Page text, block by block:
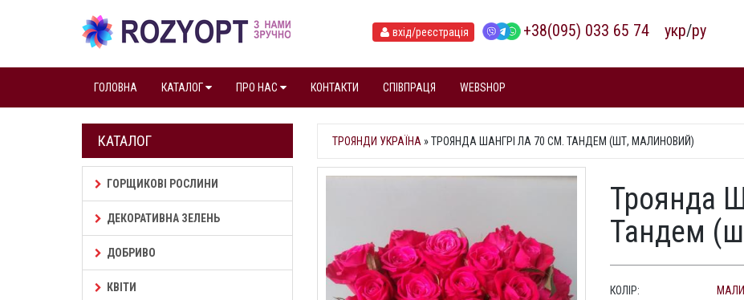
вхід/реєстрація +38(095) 033 65 74 укр/ру
ГОЛОВНА КАТАЛОГ ПРО НАС КОНТАКТИ СПІВПРАЦЯ WEBSHOP
КАТАЛОГ
ГОРЩИКОВІ РОСЛИНИ
ДЕКОРАТИВНА ЗЕЛЕНЬ
ДОБРИВО
КВІТИ
ТРОЯНДИ УКРАЇНА »ТРОЯНДА ШАНГРІ ЛА 70 СМ. ТАНДЕМ (ШТ, МАЛИНОВИЙ)
Троянда
Тандем
КОЛІР: